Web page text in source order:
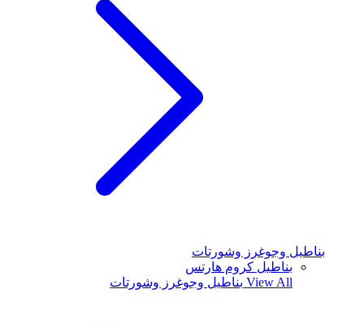
بناطيل وجوغرز وشورتات
بناطيل كروم هارتس
View All بناطيل وجوغرز وشورتات